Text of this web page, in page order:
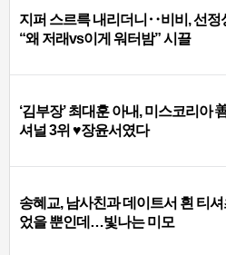
지퍼 스르륵 내리더니‥비비, 선정
“왜 저래vs이게 워터밤” 시끌
‘김부장’ 최대훈 아내, 미스코리아
셔널 3위 ♥장윤서였다
송혜교, 남사친과 데이트서 흰 티
었을 뿐인데…빛나는 미모